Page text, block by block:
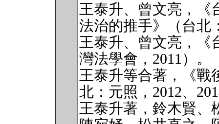
王泰升、曾文亮，《
法治的推手》（台北
王泰升、曾文亮，《
灣法學會，2011）。
王泰升等合著，《戰
北：元照，2012、
王泰升著，鈴木賢、